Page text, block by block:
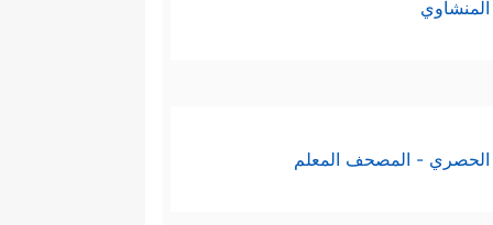
الحصري - المصحف المعلم